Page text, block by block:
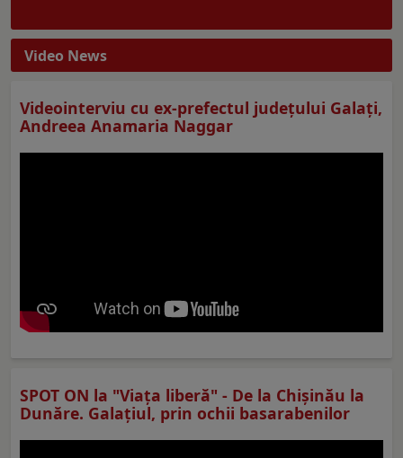
Video News
Videointerviu cu ex-prefectul judeţului Galaţi,
Andreea Anamaria Naggar
SPOT ON la "Viaţa liberă" - De la Chișinău la
Dunăre. Galațiul, prin ochii basarabenilor